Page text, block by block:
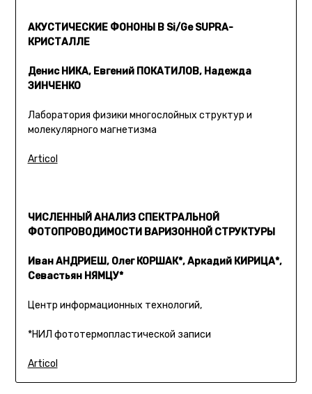
АКУСТИЧЕСКИЕ ФОНОНЫ В Si/Ge SUPRA-
КРИСТАЛЛЕ
Денис НИКА, Евгений ПОКАТИЛОВ, Надежда
ЗИНЧЕНКО
Лаборатория физики многослойных структур и
молекулярного магнетизма
Articol
ЧИСЛЕННЫЙ АНАЛИЗ СПЕКТРАЛЬНОЙ
ФОТОПРОВОДИМОСТИ ВАРИЗОННОЙ СТРУКТУРЫ
Иван АНДРИЕШ, Олег КОРШАК*, Аркадий КИРИЦА*,
Севастьян НЯМЦУ*
Центр информационных технологий,
*НИЛ фототермопластической записи
Articol